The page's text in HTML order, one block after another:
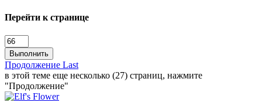
Перейти к странице
Выполнить
Продолжение Last
в этой теме еще несколько (27) страниц, нажмите
"Продолжение"